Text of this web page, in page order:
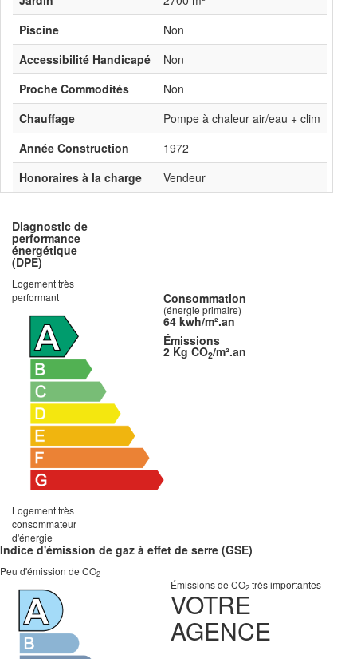
Piscine
Non
Accessibilité Handicapé
Non
Proche Commodités
Non
Chauffage
Pompe à chaleur air/eau + clim
Année Construction
1972
Honoraires à la charge
Vendeur
Diagnostic de
performance
énergétique
(DPE)
Logement très
performant
Logement très
consommateur
d'énergie
Consommation
(énergie primaire)
64 kwh/m².an
Émissions
2 Kg CO2/m².an
Indice d'émission de gaz à effet de serre (GSE)
Peu d'émission de CO2
Émissions de CO2 très importantes
VOTRE
AGENCE